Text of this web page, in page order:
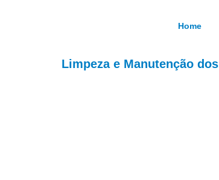
Home
Limpeza e Manutenção